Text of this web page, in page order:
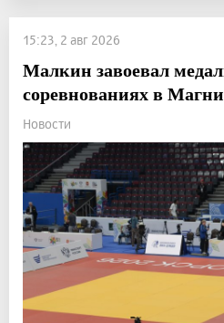
15:23, 2 авг 2026
Малкин завоевал
соревнованиях в
Новости